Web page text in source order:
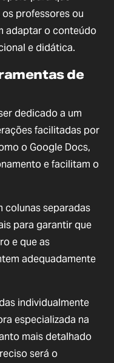
professores ou
adaptar o conteúdo
e didática.
de
dedicado a um
facilitadas por
o Google Docs,
e facilitam o
colunas separadas
para garantir que
e que as
adequadamente
individualmente
especializada na
mais detalhado
será o